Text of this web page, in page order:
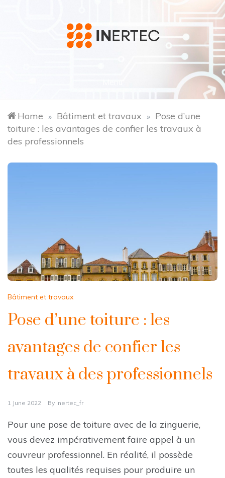
Home » Bâtiment et travaux » Pose d’une
toiture : les avantages de confier les travaux à
des professionnels
Bâtiment et travaux
Pose d’une toiture : les
avantages de confier les
travaux à des professionnels
1 June 2022 By Inertec_fr
Pour une pose de toiture avec de la zinguerie,
vous devez impérativement faire appel à un
couvreur professionnel. En réalité, il possède
toutes les qualités requises pour produire un